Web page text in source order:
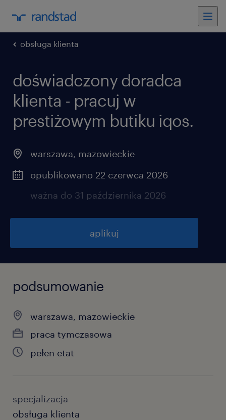
obsługa klienta
doświadczony doradca
klienta - pracuj w
prestiżowym butiku iqos.
warszawa, mazowieckie
opublikowano 22 czerwca 2026
ważna do 31 października 2026
aplikuj
podsumowanie
warszawa, mazowieckie
praca tymczasowa
pełen etat
specjalizacja
obsługa klienta